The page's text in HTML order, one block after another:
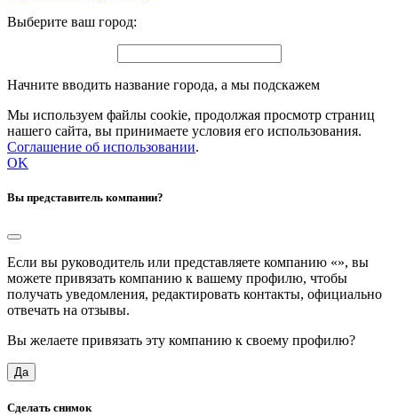
Выберите ваш город:
Начните вводить название города, а мы подскажем
Мы используем файлы cookie, продолжая просмотр страниц
нашего сайта, вы принимаете условия его использования.
Соглашение об использовании.
OK
Вы представитель компании?
Если вы руководитель или представляете компанию «», вы
можете привязать компанию к вашему профилю, чтобы
получать уведомления, редактировать контакты, официально
отвечать на отзывы.
Вы желаете привязать эту компанию к своему профилю?
Да
Сделать снимок